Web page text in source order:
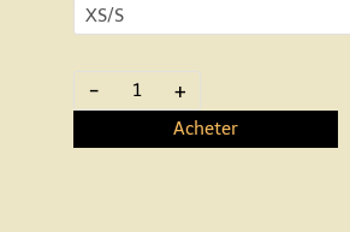
- +
Acheter